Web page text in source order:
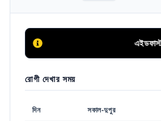
এইডফাস্ট
রোগী দেখার সময়
দিন সকাল-দুপুর